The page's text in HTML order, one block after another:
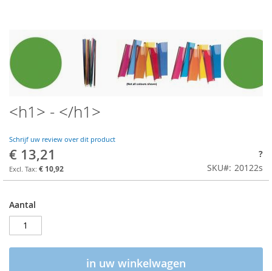
<h1> - </h1>
Schrijf uw review over dit product
€ 13,21
€ 10,92
?
SKU
20122s
Aantal
in uw winkelwagen